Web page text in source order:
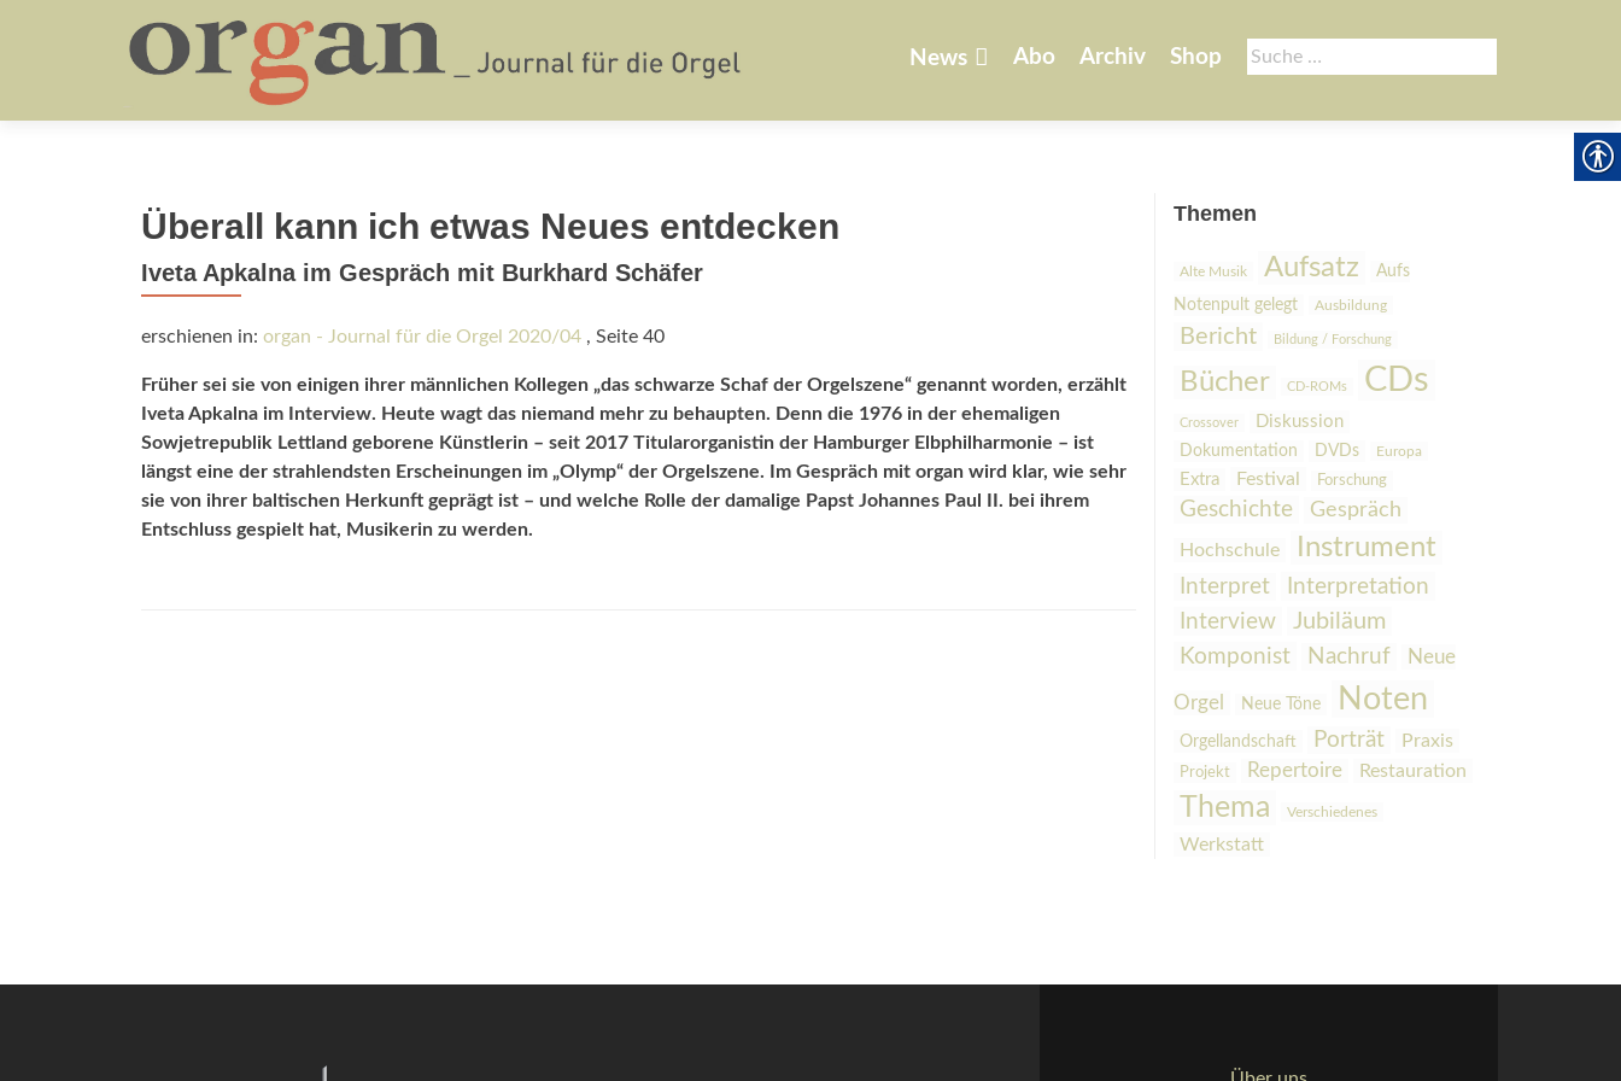
Suche
nach:
springen
News Abo Archiv Shop
Überall kann ich etwas Neues entdecken
Iveta Apkalna im Gespräch mit Burkhard Schäfer
erschienen in: organ - Journal für die Orgel 2020/04 , Seite 40
Früher sei sie von einigen ihrer männlichen Kollegen „das schwarze Schaf der Orgelszene“ genannt worden, erzählt
Iveta Apkalna im Interview. Heute wagt das niemand mehr zu behaupten. Denn die 1976 in der ehemaligen
Sowjetrepublik Lettland geborene Künstlerin – seit 2017 Titularorganistin der Hamburger Elbphilharmonie – ist
längst eine der strahlendsten Erscheinungen im „Olymp“ der Orgelszene. Im Gespräch mit organ wird klar, wie sehr
sie von ihrer baltischen Herkunft geprägt ist – und welche Rolle der damalige Papst Johannes Paul II. bei ihrem
Entschluss gespielt hat, Musikerin zu werden.
Themen
Alte Musik Aufsatz
Aufs
Notenpult gelegt
Ausbildung
Bericht Bildung / Forschung
Bücher CD-ROMs CDs
Crossover Diskussion
Dokumentation DVDs Europa
Extra Festival Forschung
Geschichte Gespräch
Hochschule Instrument
Interpret
Interpretation
Interview
Jubiläum
Komponist
Nachruf Neue
Orgel Neue Töne Noten
Orgellandschaft Porträt Praxis
Projekt Repertoire Restauration
Thema Verschiedenes
Werkstatt